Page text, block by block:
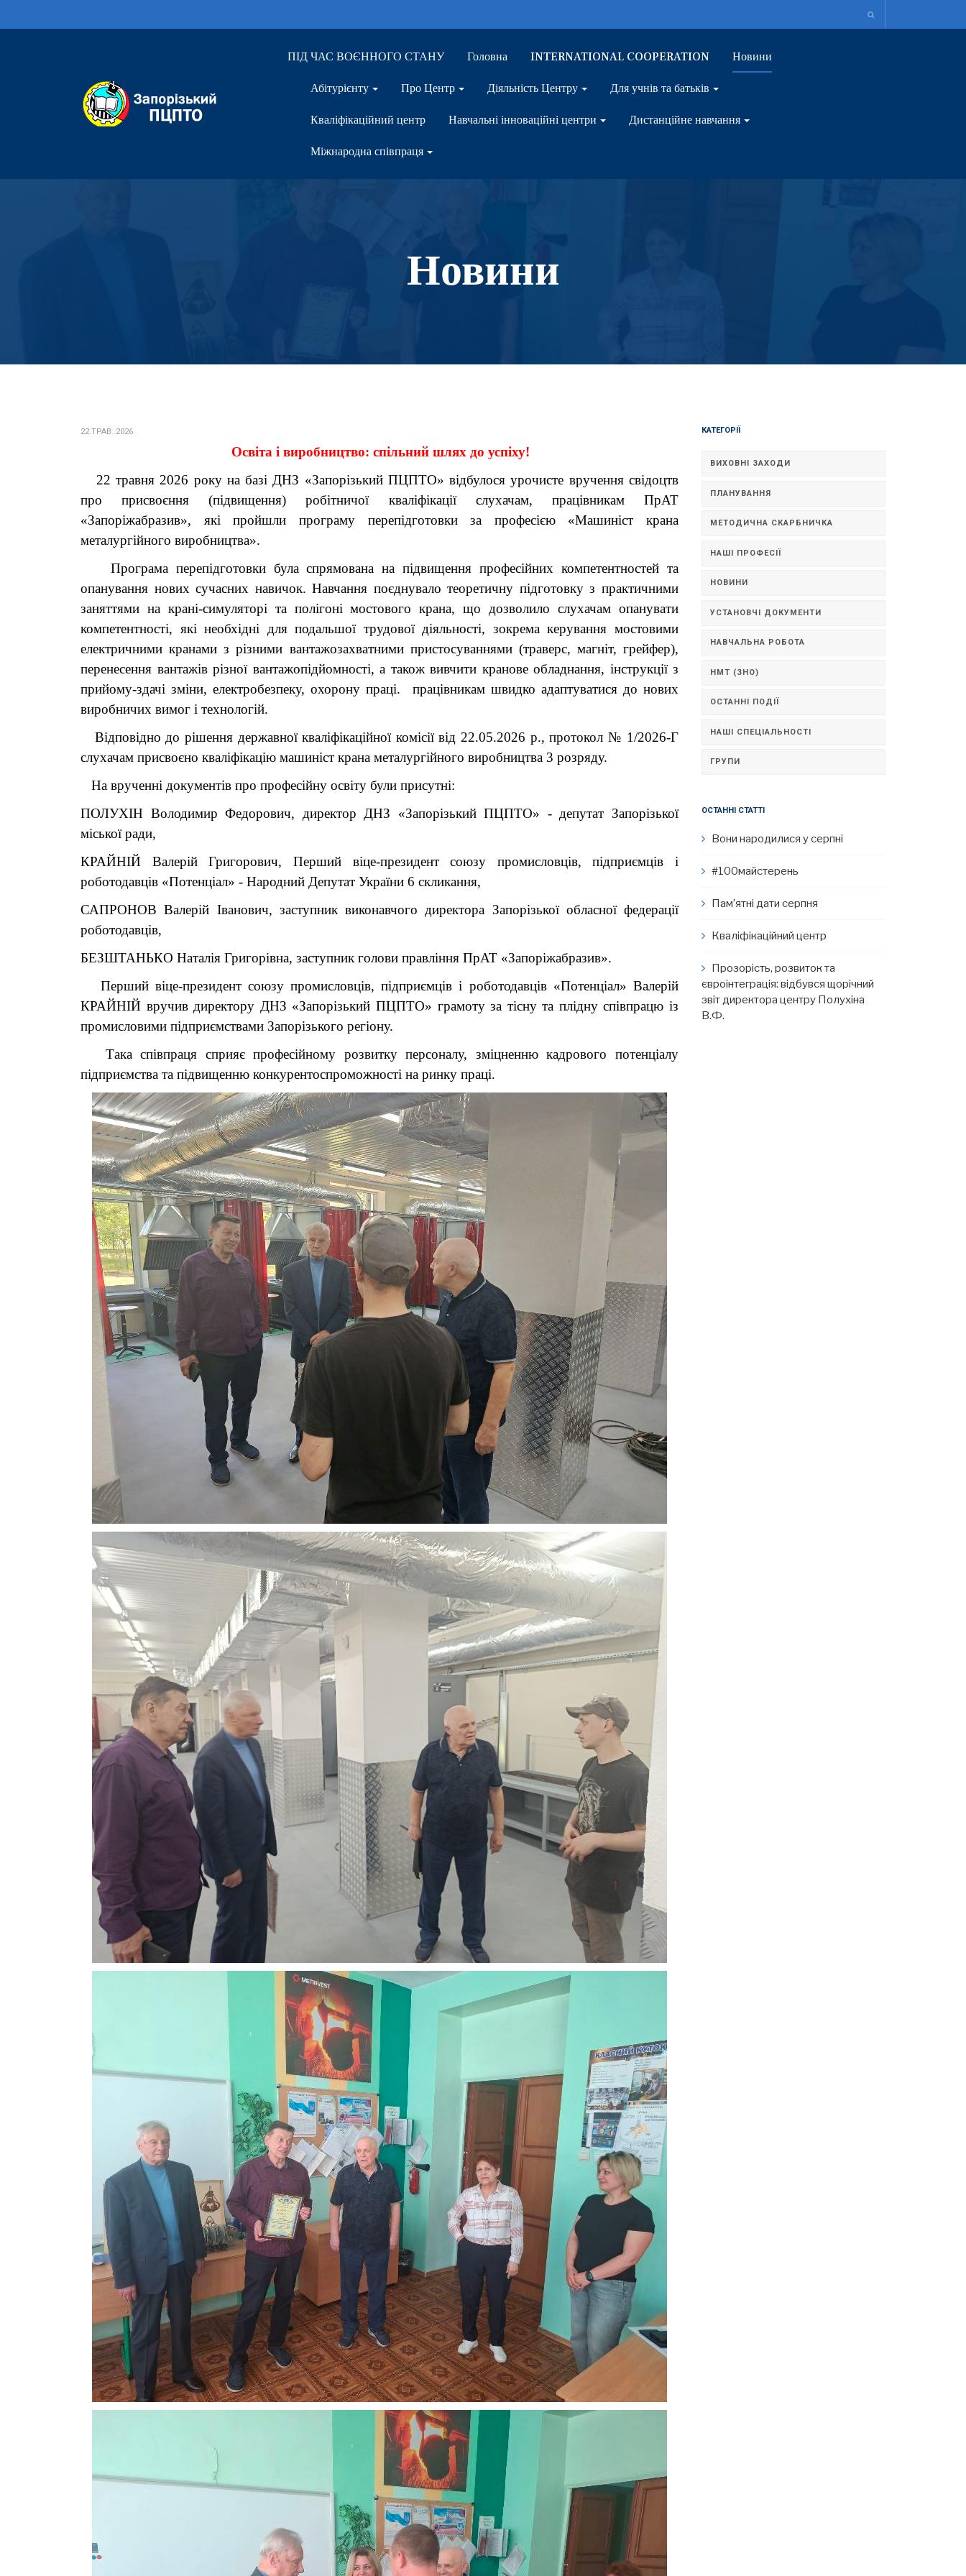
ПІД ЧАС ВОЄННОГО СТАНУ Головна INTERNATIONAL COOPERATION Новини
Абітурієнту Про Центр Діяльність Центру Для учнів та батьків
Кваліфікаційний центр Навчальні інноваційні центри Дистанційне навчання
Міжнародна співпраця
Новини
22.ТРАВ..2026
Освіта і виробництво: спільний шлях до успіху!
22 травня 2026 року на базі ДНЗ «Запорізький ПЦПТО» відбулося урочисте вручення свідоцтв
про присвоєння (підвищення) робітничої кваліфікації слухачам, працівникам ПрАТ
«Запоріжабразив», які пройшли програму перепідготовки за професією «Машиніст крана
металургійного виробництва».
Програма перепідготовки була спрямована на підвищення професійних компетентностей та
опанування нових сучасних навичок. Навчання поєднувало теоретичну підготовку з практичними
заняттями на крані-симуляторі та полігоні мостового крана, що дозволило слухачам опанувати
компетентності, які необхідні для подальшої трудової діяльності, зокрема керування мостовими
електричними кранами з різними вантажозахватними пристосуваннями (траверс, магніт, грейфер),
перенесення вантажів різної вантажопідйомності, а також вивчити кранове обладнання, інструкції з
прийому-здачі зміни, електробезпеку, охорону праці. працівникам швидко адаптуватися до нових
виробничих вимог і технологій.
Відповідно до рішення державної кваліфікаційної комісії від 22.05.2026 р., протокол № 1/2026-Г
слухачам присвоєно кваліфікацію машиніст крана металургійного виробництва 3 розряду.
На врученні документів про професійну освіту були присутні:
ПОЛУХІН Володимир Федорович, директор ДНЗ «Запорізький ПЦПТО» - депутат Запорізької
міської ради,
КРАЙНІЙ Валерій Григорович, Перший віце-президент союзу промисловців, підприємців і
роботодавців «Потенціал» - Народний Депутат України 6 скликання,
САПРОНОВ Валерій Іванович, заступник виконавчого директора Запорізької обласної федерації
роботодавців,
БЕЗШТАНЬКО Наталія Григорівна, заступник голови правління ПрАТ «Запоріжабразив».
Перший віце-президент союзу промисловців, підприємців і роботодавців «Потенціал» Валерій
КРАЙНІЙ вручив директору ДНЗ «Запорізький ПЦПТО» грамоту за тісну та плідну співпрацю із
промисловими підприємствами Запорізького регіону.
Така співпраця сприяє професійному розвитку персоналу, зміцненню кадрового потенціалу
підприємства та підвищенню конкурентоспроможності на ринку праці.
КАТЕГОРІЇ
ВИХОВНІ ЗАХОДИ
ПЛАНУВАННЯ
МЕТОДИЧНА СКАРБНИЧКА
НАШІ ПРОФЕСІЇ
НОВИНИ
УСТАНОВЧІ ДОКУМЕНТИ
НАВЧАЛЬНА РОБОТА
НМТ (ЗНО)
ОСТАННІ ПОДІЇ
НАШІ СПЕЦІАЛЬНОСТІ
ГРУПИ
ОСТАННІ СТАТТІ
Вони народилися у серпні
#100майстерень
Пам’ятні дати серпня
Кваліфікаційний центр
Прозорість, розвиток та
євроінтеграція: відбувся щорічний
звіт директора центру Полухіна
В.Ф.